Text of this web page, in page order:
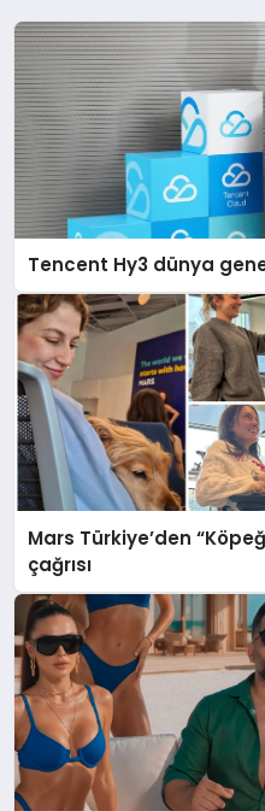
Tencent Hy3 dünya
Mars Türkiye’den
çağrısı